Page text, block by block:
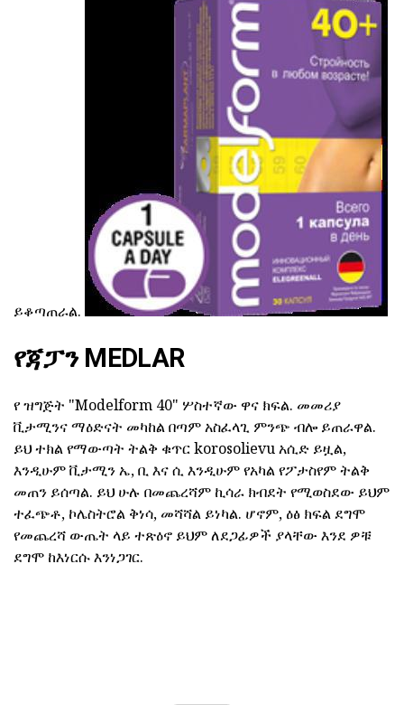
ይቆጣጠራል.
የጃፓን MEDLAR
የ ዝግጅት "Modelform 40" ሦስተኛው ዋና ክፍል. መመሪያ
ቪታሚንና ማዕድናት መካከል በጣም አስፈላጊ ምንጭ ብሎ ይጠራዋል.
ይህ ተክል የማውጣት ትልቅ ቁጥር korosolievu አሲድ ይዟል,
እንዲሁም ቪታሚን ኤ, ቢ እና ሲ እንዲሁም የአካል የፖታስየም ትልቅ
መጠን ይሰጣል. ይህ ሁሉ በመጨረሻም ኪሳራ ክብደት የሚወስደው ይህም
ተፈጭቶ, ኮሌስትሮል ቅነሳ, መሻሻል ይነካል. ሆኖም, ዕፅ ክፍል ደግሞ
የመጨረሻ ውጤት ላይ ተጽዕኖ ይህም ለደጋፊዎች ያላቸው እንደ ዎቹ
ደግሞ ከእነርሱ እንነጋገር.